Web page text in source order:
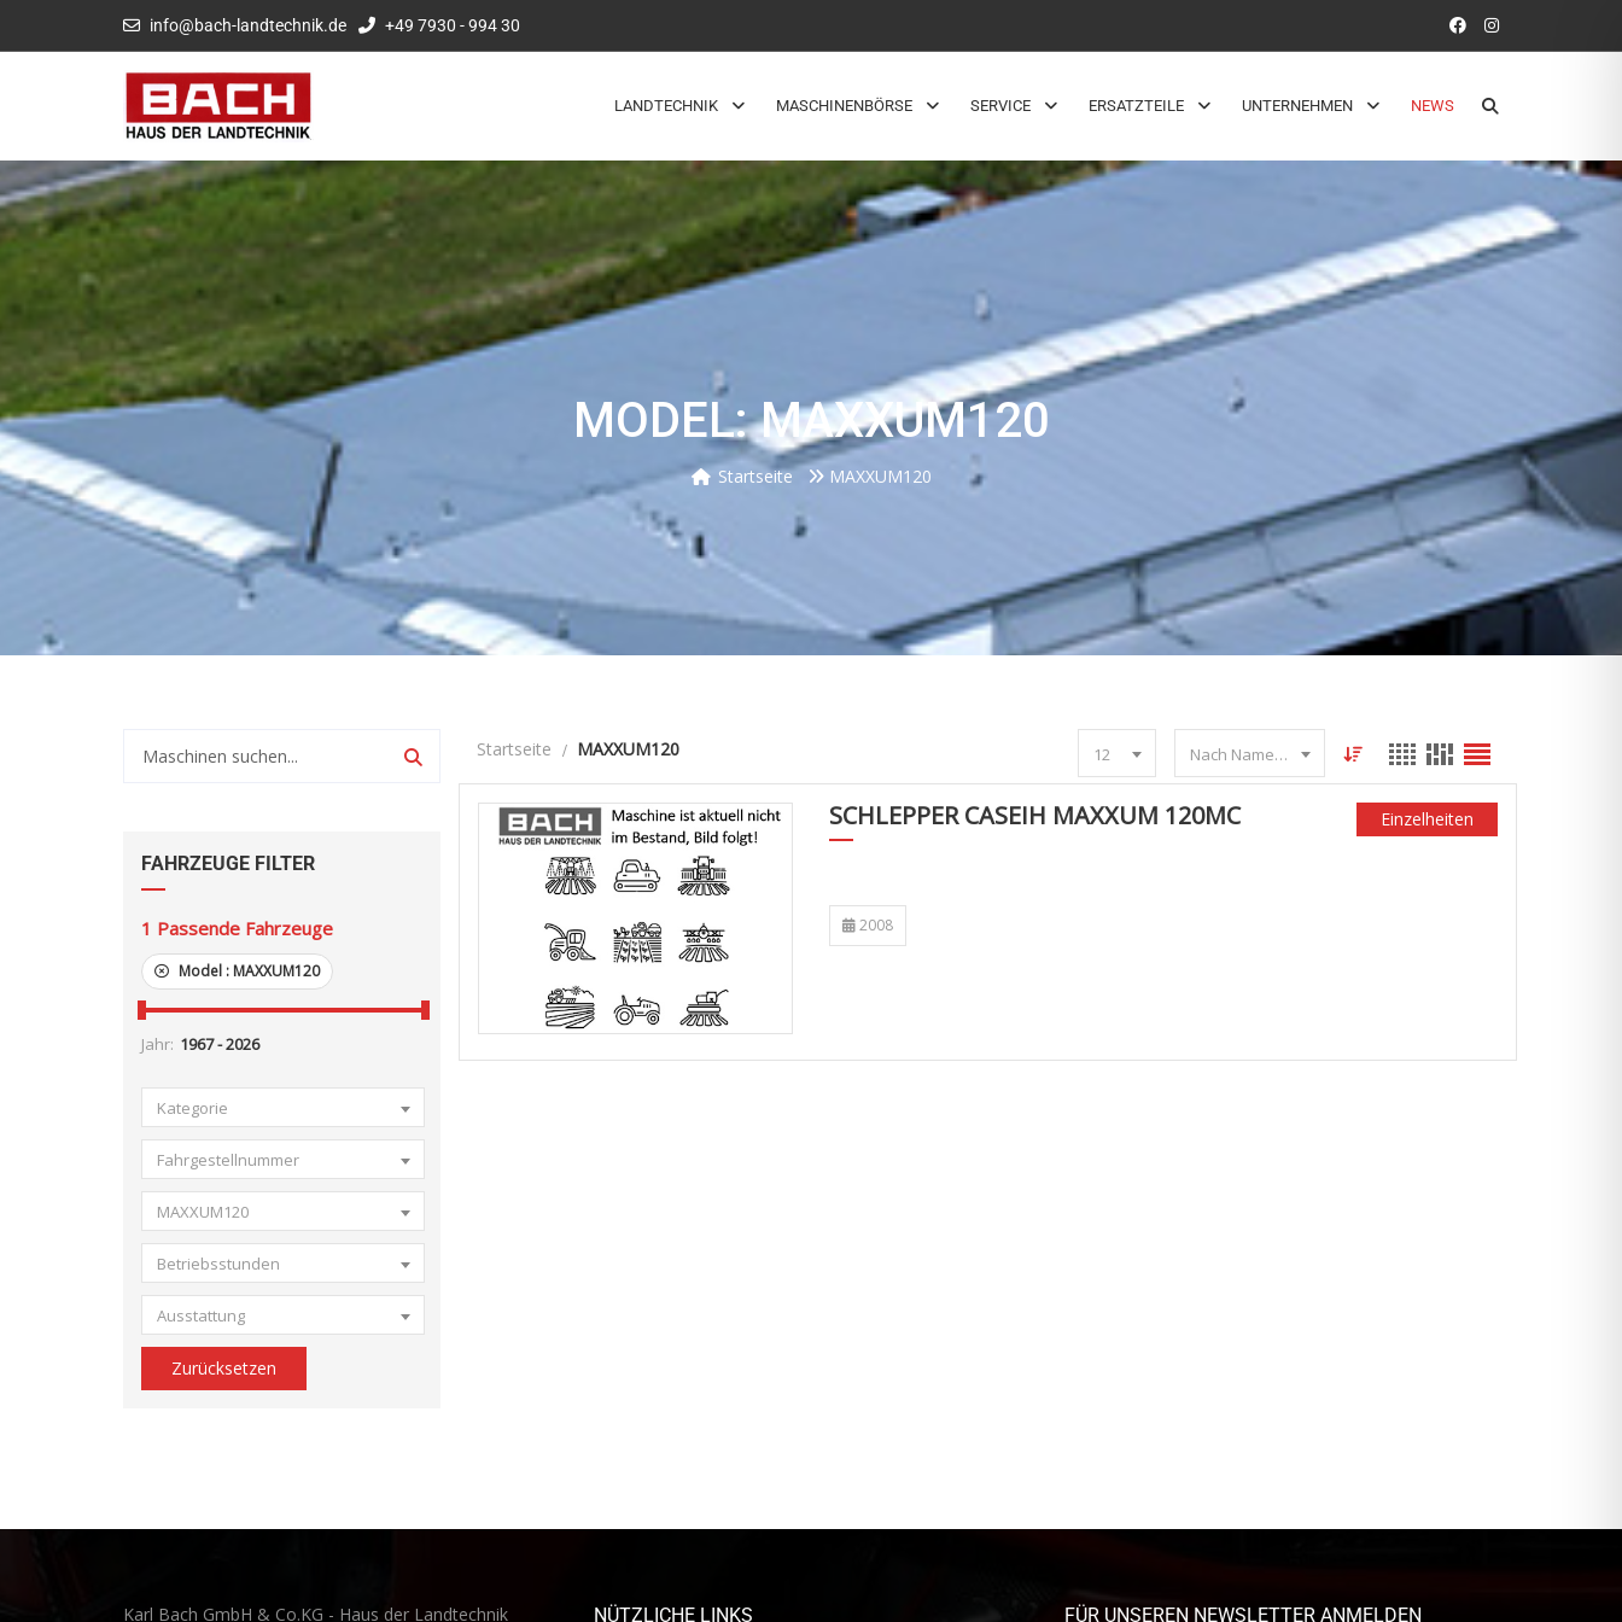
info@bach-landtechnik.de +49 7930 - 994 30
LANDTECHNIK MASCHINENBÖRSE SERVICE ERSATZTEILE UNTERNEHMEN NEWS
MODEL: MAXXUM120
Startseite MAXXUM120
FAHRZEUGE FILTER
1 Passende Fahrzeuge
Model : MAXXUM120
Jahr:
Kategorie
Fahrgestellnummer
MAXXUM120
Betriebsstunden
Ausstattung
Zurücksetzen
Startseite MAXXUM120 12 Nach Name sortieren
SCHLEPPER CASEIH MAXXUM 120MC Einzelheiten
2008
Karl Bach GmbH & Co.KG - Haus der Landtechnik NÜTZLICHE LINKS FÜR UNSEREN NEWSLETTER ANMELDEN